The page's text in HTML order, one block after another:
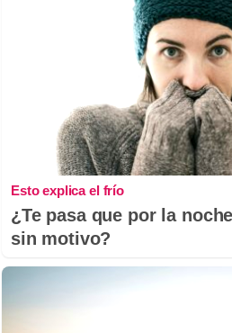
Esto explica el frío
¿Te pasa que por la
sin motivo?